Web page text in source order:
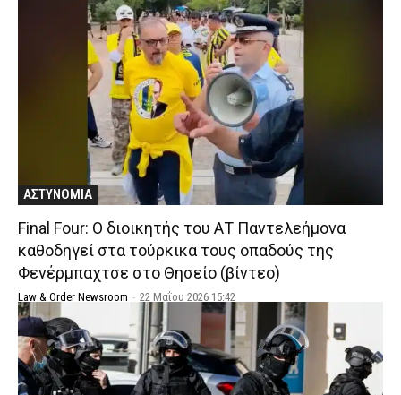
ΑΣΤΥΝΟΜΙΑ
Final Four: Ο διοικητής του ΑΤ Παντελεήμονα
καθοδηγεί στα τούρκικα τους οπαδούς της
Φενέρμπαχτσε στο Θησείο (βίντεο)
Law & Order Newsroom - 22 Μαΐου 2026 15:42